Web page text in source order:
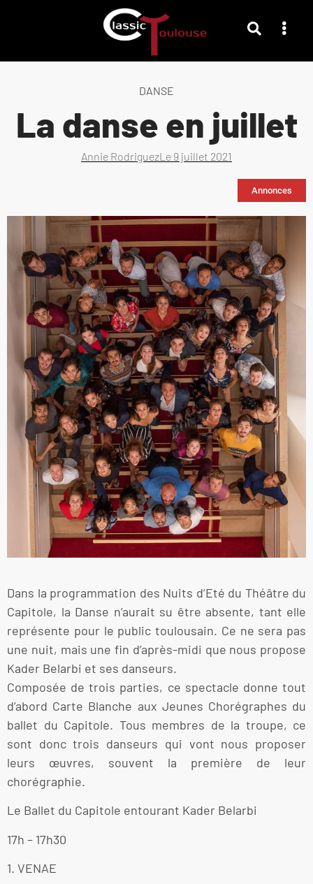
DANSE
La danse en juillet
Annie RodriguezLe 9 juillet 2021
Annonces
Dans la programmation des Nuits d’Eté du Théâtre du
Capitole, la Danse n’aurait su être absente, tant elle
représente pour le public toulousain. Ce ne sera pas
une nuit, mais une fin d’après-midi que nous propose
Kader Belarbi et ses danseurs.
Composée de trois parties, ce spectacle donne tout
d’abord Carte Blanche aux Jeunes Chorégraphes du
ballet du Capitole. Tous membres de la troupe, ce
sont donc trois danseurs qui vont nous proposer
leurs œuvres, souvent la première de leur
chorégraphie.
Le Ballet du Capitole entourant Kader Belarbi
17h – 17h30
1. VENAE